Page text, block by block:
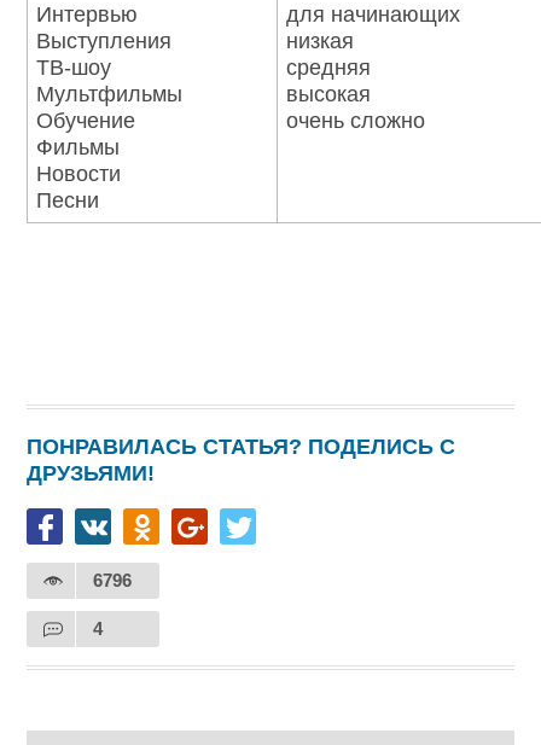
Интервью
Выступления
ТВ-шоу
Мультфильмы
Обучение
Фильмы
Новости
Песни
для начинающих
низкая
средняя
высокая
очень сложно
ПОНРАВИЛАСЬ СТАТЬЯ? ПОДЕЛИСЬ С
ДРУЗЬЯМИ!
6796
4